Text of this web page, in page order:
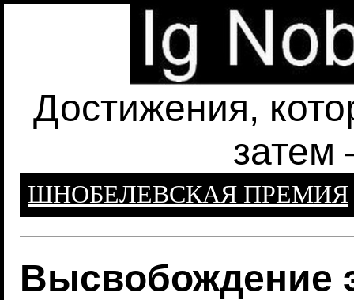
Достижения,
затем
ШНОБЕЛЕВСКАЯ ПРЕМИЯ
Высвобождение